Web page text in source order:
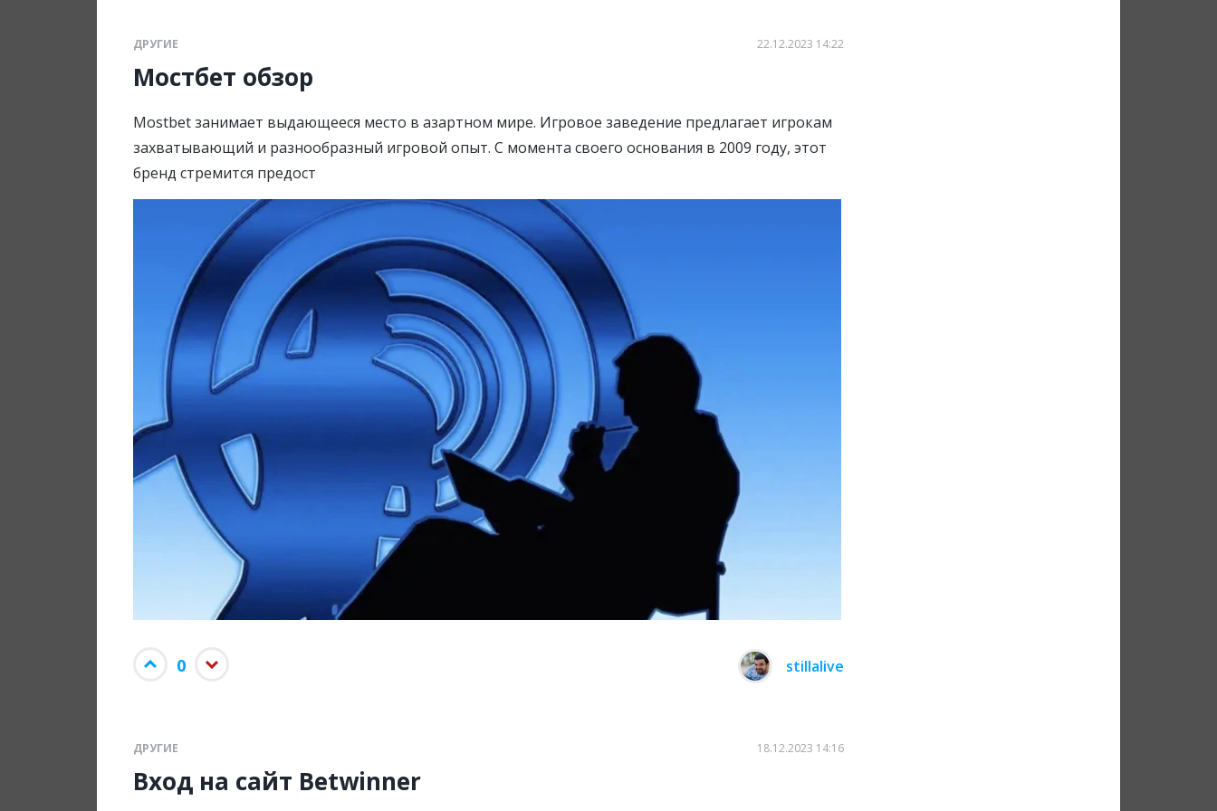
ДРУГИЕ 22.12.2023 14:22
Мостбет обзор
Mostbet занимает выдающееся место в азартном мире. Игровое заведение предлагает игрокам
захватывающий и разнообразный игровой опыт. С момента своего основания в 2009 году, этот
бренд стремится предост
0 stillalive
ДРУГИЕ 18.12.2023 14:16
Вход на сайт Betwinner